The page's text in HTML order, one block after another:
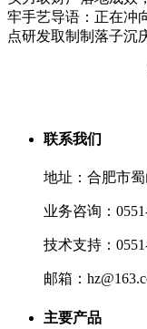
牢手艺导语：正在冲
点研发取制制落子沉
联系我们
地址：合肥市
业务咨询：
技术支持：
邮箱：
主要产品